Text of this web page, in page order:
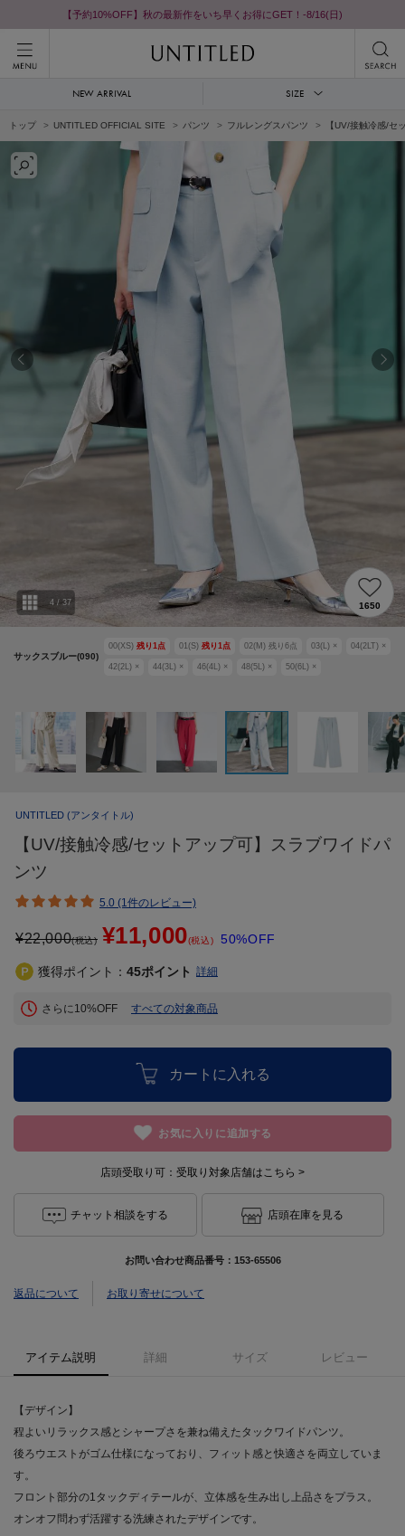
【予約10%OFF】秋の最新作をいち早くお得にGET！-8/16(日)
NEW ARRIVAL SIZE
トップ UNTITLED OFFICIAL SITE パンツ フルレングスパンツ 【UV/接触冷感/セ
サックスブルー(090)
00(XS) 残り 1点 01(S) 残り 1点 02(M) 残り 6点 03(L) × 04(2LT) ×
42(2L) × 44(3L) × 46(4L) × 48(5L) × 50(6L) ×
4 / 37 1650
UNTITLED (アンタイトル)
【UV/接触冷感/セットアップ可】スラブワイドパ
ンツ
5.0 (1件のレビュー)
¥22,000(税込) ¥11,000(税込) 50%OFF
獲得ポイント： 45ポイント 詳細
さらに10%OFF すべての対象商品
カートに入れる
お気に入りに追加する
店頭受取り可： 受取り対象店舗はこちら >
チャット相談をする 店頭在庫を見る
お問い合わせ商品番号： 153-65506
返品について お取り寄せについて
アイテム説明 詳細 サイズ レビュー
【デザイン】
程よいリラックス感とシャープさを兼ね備えたタックワイドパンツ。
後ろウエストがゴム仕様になっており、フィット感と快適さを両立していま
す。
フロント部分の1タックディテールが、立体感を生み出し上品さをプラス。
オンオフ問わず活躍する洗練されたデザインです。